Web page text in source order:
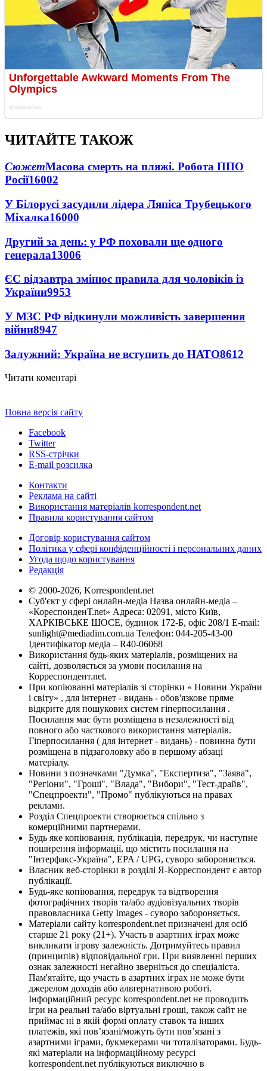
ЧИТАЙТЕ ТАКОЖ
СюжетМасова смерть на пляжі. Робота ППО
Росії16002
У Білорусі засудили лідера Ляпіса Трубецького
Міхалка16000
Другий за день: у РФ поховали ще одного
генерала13006
ЄС відзавтра змінює правила для чоловіків із
України9953
У МЗС РФ відкинули можливість завершення
війни8947
Залужний: Україна не вступить до НАТО8612
Читати коментарі
Повна версія сайту
Facebook
Twitter
RSS-стрічки
E-mail розсилка
Контакти
Реклама на сайті
Використання матеріалів korrespondent.net
Правила користування сайтом
Договір користування сайтом
Політика у сфері конфіденційності і персональних даних
Угода щодо користування
Редакція
© 2000-2026, Korrespondent.net
Суб'єкт у сфері онлайн-медіа Назва онлайн-медіа –
«КореспонденТ.net» Адреса: 02091, місто Київ,
ХАРКІВСЬКЕ ШОСЕ, будинок 172-Б, офіс 208/1 E-mail:
sunlight@mediadim.com.ua Телефон: 044-205-43-00
Ідентифікатор медіа – R40-06068
Використання будь-яких матеріалів, розміщених на
сайті, дозволяється за умови посилання на
Корреспондент.net.
При копіюванні матеріалів зі сторінки « Новини України
і світу» , для інтернет - видань - обов'язкове пряме
відкрите для пошукових систем гіперпосилання .
Посилання має бути розміщена в незалежності від
повного або часткового використання матеріалів.
Гіперпосилання ( для інтернет - видань) - повинна бути
розміщена в підзаголовку або в першому абзаці
матеріалу.
Новини з позначками "Думка", "Експертиза", "Заява",
"Регіони", "Гроші", "Влада", "Вибори", "Тест-драйв",
"Спецпроекти", "Промо" публікуються на правах
реклами.
Розділ Спецпроекти створюється спільно з
комерційними партнерами.
Будь яке копіювання, публікація, передрук, чи наступне
поширення інформації, що містить посилання на
"Інтерфакс-Україна", EPA / UPG, суворо забороняється.
Власник веб-сторінки в розділі Я-Корреспондент є автор
публікації.
Будь-яке копіювання, передрук та відтворення
фотографічних творів та/або аудіовізуальних творів
правовласника Getty Images - суворо забороняється.
Матеріали сайту korrespondent.net призначені для осіб
старше 21 року (21+). Участь в азартних іграх може
викликати ігрову залежність. Дотримуйтесь правил
(принципів) відповідальної гри. При виявленні перших
ознак залежності негайно зверніться до спеціаліста.
Пам'ятайте, що участь в азартних іграх не може бути
джерелом доходів або альтернативою роботі.
Інформаційний ресурс korrespondent.net не проводить
ігри на реальні та/або віртуальні гроші, також сайт не
приймає ні в якій формі оплату ставок та інших
платежів, які пов’язані/можуть бути пов’язані з
азартними іграми, букмекерами чи тоталізаторами. Будь-
які матеріали на інформаційному ресурсі
korrespondent.net публікуються виключно в